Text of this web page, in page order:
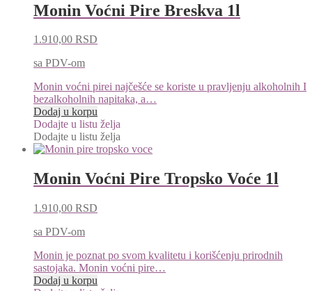
Monin Voćni Pire Breskva 1l
1.910,00 RSD
sa PDV-om
Monin voćni pirei najčešće se koriste u pravljenju alkoholnih I
bezalkoholnih napitaka, a…
Dodaj u korpu
Dodajte u listu želja
Dodajte u listu želja
Monin Voćni Pire Tropsko Voće 1l
1.910,00 RSD
sa PDV-om
Monin je poznat po svom kvalitetu i korišćenju prirodnih
sastojaka. Monin voćni pire…
Dodaj u korpu